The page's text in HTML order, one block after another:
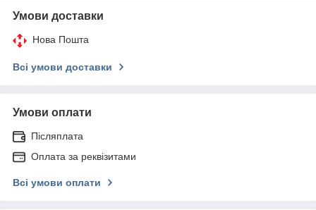
Умови доставки
Нова Пошта
Всі умови доставки
Умови оплати
Післяплата
Оплата за реквізитами
Всі умови оплати